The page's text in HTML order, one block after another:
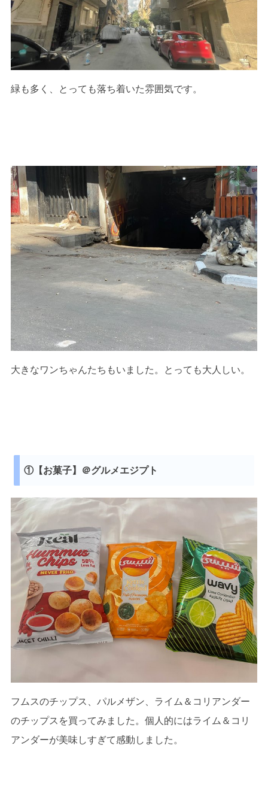
緑も多く、とっても落ち着いた雰囲気です。
大きなワンちゃんたちもいました。とっても大人しい。
①【お菓子】＠グルメエジプト
フムスのチップス、パルメザン、ライム＆コリアンダー
のチップスを買ってみました。個人的にはライム＆コリ
アンダーが美味しすぎて感動しました。